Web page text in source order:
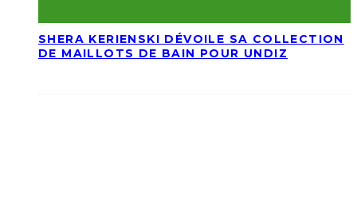
SHERA KERIENSKI DÉVOILE SA COLLECTION
DE MAILLOTS DE BAIN POUR UNDIZ